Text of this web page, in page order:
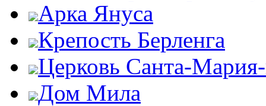
Арка Януса
Крепость Берленга
Церковь Санта-
Дом Мила